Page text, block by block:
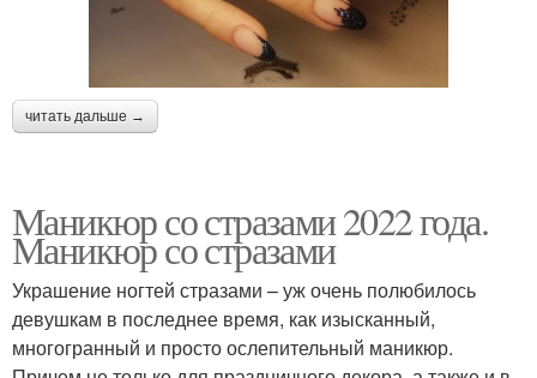
читать дальше →
Маникюр со стразами 2022 года.
Маникюр со стразами
Украшение ногтей стразами – уж очень полюбилось
девушкам в последнее время, как изысканный,
многогранный и просто ослепительный маникюр.